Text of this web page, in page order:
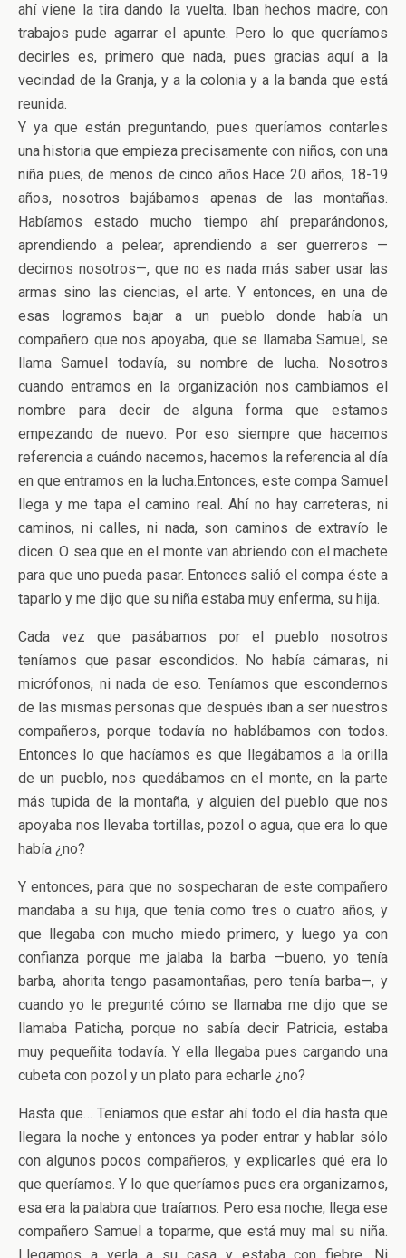
ahí viene la tira dando la vuelta. Iban hechos madre, con
trabajos pude agarrar el apunte. Pero lo que queríamos
decirles es, primero que nada, pues gracias aquí a la
vecindad de la Granja, y a la colonia y a la banda que está
reunida.
Y ya que están preguntando, pues queríamos contarles
una historia que empieza precisamente con niños, con una
niña pues, de menos de cinco años.Hace 20 años, 18-19
años, nosotros bajábamos apenas de las montañas.
Habíamos estado mucho tiempo ahí preparándonos,
aprendiendo a pelear, aprendiendo a ser guerreros —
decimos nosotros—, que no es nada más saber usar las
armas sino las ciencias, el arte. Y entonces, en una de
esas logramos bajar a un pueblo donde había un
compañero que nos apoyaba, que se llamaba Samuel, se
llama Samuel todavía, su nombre de lucha. Nosotros
cuando entramos en la organización nos cambiamos el
nombre para decir de alguna forma que estamos
empezando de nuevo. Por eso siempre que hacemos
referencia a cuándo nacemos, hacemos la referencia al día
en que entramos en la lucha.Entonces, este compa Samuel
llega y me tapa el camino real. Ahí no hay carreteras, ni
caminos, ni calles, ni nada, son caminos de extravío le
dicen. O sea que en el monte van abriendo con el machete
para que uno pueda pasar. Entonces salió el compa éste a
taparlo y me dijo que su niña estaba muy enferma, su hija.
Cada vez que pasábamos por el pueblo nosotros
teníamos que pasar escondidos. No había cámaras, ni
micrófonos, ni nada de eso. Teníamos que escondernos
de las mismas personas que después iban a ser nuestros
compañeros, porque todavía no hablábamos con todos.
Entonces lo que hacíamos es que llegábamos a la orilla
de un pueblo, nos quedábamos en el monte, en la parte
más tupida de la montaña, y alguien del pueblo que nos
apoyaba nos llevaba tortillas, pozol o agua, que era lo que
había ¿no?
Y entonces, para que no sospecharan de este compañero
mandaba a su hija, que tenía como tres o cuatro años, y
que llegaba con mucho miedo primero, y luego ya con
confianza porque me jalaba la barba —bueno, yo tenía
barba, ahorita tengo pasamontañas, pero tenía barba—, y
cuando yo le pregunté cómo se llamaba me dijo que se
llamaba Paticha, porque no sabía decir Patricia, estaba
muy pequeñita todavía. Y ella llegaba pues cargando una
cubeta con pozol y un plato para echarle ¿no?
Hasta que… Teníamos que estar ahí todo el día hasta que
llegara la noche y entonces ya poder entrar y hablar sólo
con algunos pocos compañeros, y explicarles qué era lo
que queríamos. Y lo que queríamos pues era organizarnos,
esa era la palabra que traíamos. Pero esa noche, llega ese
compañero Samuel a toparme, que está muy mal su niña.